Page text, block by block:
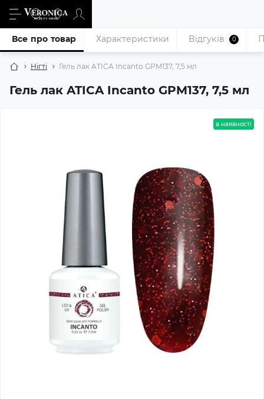
Нігті Гель лак ATICA Incanto GPM137, 7,5 мл
Гель лак ATICA Incanto GPM137, 7,5 мл
Все про товар Характеристики Відгуків 0
в наявності